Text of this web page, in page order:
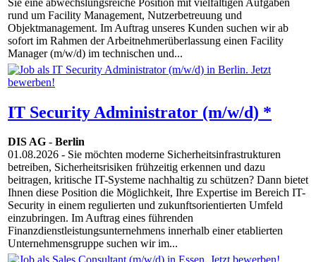
Sie eine abwechslungsreiche Position mit vielfältigen Aufgaben
rund um Facility Management, Nutzerbetreuung und
Objektmanagement. Im Auftrag unseres Kunden suchen wir ab
sofort im Rahmen der Arbeitnehmerüberlassung einen Facility
Manager (m/w/d) im technischen und...
IT Security Administrator (m/w/d) *
DIS AG - Berlin
01.08.2026 - Sie möchten moderne Sicherheitsinfrastrukturen
betreiben, Sicherheitsrisiken frühzeitig erkennen und dazu
beitragen, kritische IT-Systeme nachhaltig zu schützen? Dann bietet
Ihnen diese Position die Möglichkeit, Ihre Expertise im Bereich IT-
Security in einem regulierten und zukunftsorientierten Umfeld
einzubringen. Im Auftrag eines führenden
Finanzdienstleistungsunternehmens innerhalb einer etablierten
Unternehmensgruppe suchen wir im...